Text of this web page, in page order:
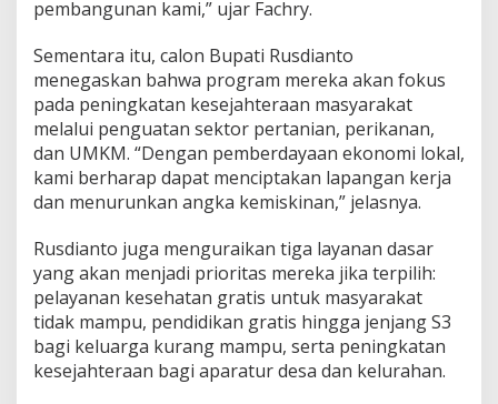
J
n
j
i
P
e
k
u
a
I
n
f
r
a
s
t
r
pembangunan kami,” ujar Fachry.
Sementara itu, calon Bupati Rusdianto
menegaskan bahwa program mereka akan fokus
pada peningkatan kesejahteraan masyarakat
melalui penguatan sektor pertanian, perikanan,
dan UMKM. “Dengan pemberdayaan ekonomi lokal,
kami berharap dapat menciptakan lapangan kerja
dan menurunkan angka kemiskinan,” jelasnya.
Rusdianto juga menguraikan tiga layanan dasar
yang akan menjadi prioritas mereka jika terpilih:
pelayanan kesehatan gratis untuk masyarakat
tidak mampu, pendidikan gratis hingga jenjang S3
bagi keluarga kurang mampu, serta peningkatan
kesejahteraan bagi aparatur desa dan kelurahan.